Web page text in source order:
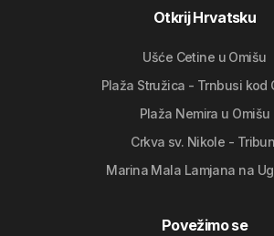
Otkrij Hrvatsku
Ušće Cetine u Omišu
Plaža Stružica - Trnbusi kod
Plaža Nemira u Omišu
Crkva sv. Nikole -
Marina Mala Lamjana na
Povežimo se